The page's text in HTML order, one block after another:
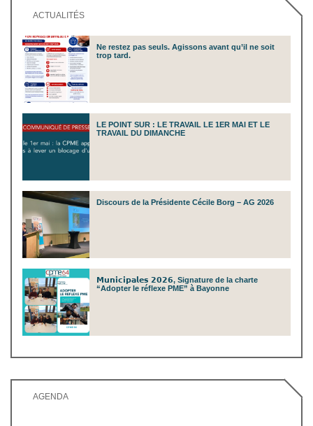
ACTUALITÉS
Ne restez pas seuls. Agissons avant qu’il ne soit
trop tard.
LE POINT SUR : LE TRAVAIL LE 1ER MAI ET LE
TRAVAIL DU DIMANCHE
Discours de la Présidente Cécile Borg – AG 2026
𝗠𝘂𝗻𝗶𝗰𝗶𝗽𝗮𝗹𝗲𝘀 𝟮𝟬𝟮𝟲, Signature de la charte
“Adopter le réflexe PME” à Bayonne
AGENDA